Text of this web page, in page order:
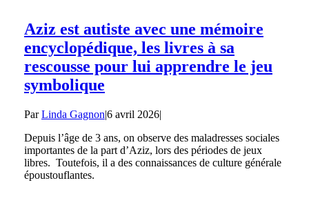
Aziz est autiste avec une mémoire
encyclopédique, les livres à sa
rescousse pour lui apprendre le jeu
symbolique
ParLinda Gagnon|6 avril 2026|
Depuis l’âge de 3 ans, on observe des maladresses sociales
importantes de la part d’Aziz, lors des périodes de jeux
libres. Toutefois, il a des connaissances de culture générale
époustouflantes.